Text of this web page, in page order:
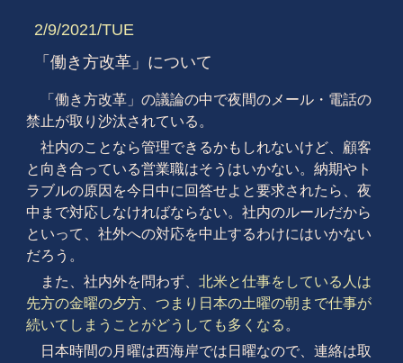
2/9/2021/TUE
「働き方改革」について
「働き方改革」の議論の中で夜間のメール・電話の
禁止が取り沙汰されている。
社内のことなら管理できるかもしれないけど、顧客
と向き合っている営業職はそうはいかない。納期やト
ラブルの原因を今日中に回答せよと要求されたら、夜
中まで対応しなければならない。社内のルールだから
といって、社外への対応を中止するわけにはいかない
だろう。
また、社内外を問わず、 北米と仕事をしている人は
先方の金曜の夕方、つまり日本の土曜の朝まで仕事が
続いてしまうことがどうしても多くなる 。
日本時間の月曜は西海岸では日曜なので、連絡は取